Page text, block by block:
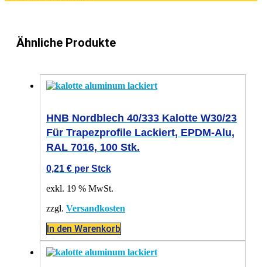
Ähnliche Produkte
HNB Nordblech 40/333 Kalotte W30/23
Für Trapezprofile Lackiert, EPDM-Alu,
RAL 7016, 100 Stk.
0,21 € per Stck
exkl. 19 % MwSt.
zzgl. Versandkosten
In den Warenkorb